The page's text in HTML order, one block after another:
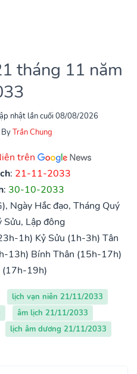
tháng 11 năm
nhật lần cuối 08/08/2026
Trần Chung
trên
: 21-11-2033
: 30-10-2033
Ngày Hắc đạo, Tháng Quý
Sửu, Lập đông
1h) Kỷ Sửu (1h-3h) Tân
13h) Bính Thân (15h-17h)
19h)
lịch vạn niên 21/11/2033
âm lịch 21/11/2033
lịch âm dương 21/11/2033